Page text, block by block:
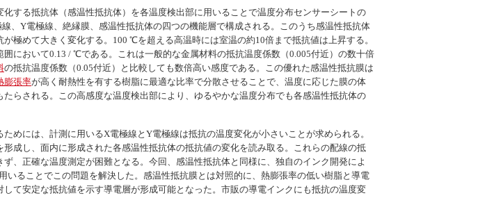
する抵抗体（感温性抵抗体）を各温度検出部に用いることで温度分布センサーシートの
、Y電極線、絶縁膜、感温性抵抗体の四つの機能層で構成される。このうち感温性抵抗体
極めて大きく変化する。100 ℃を超える高温時には室温の約10倍まで抵抗値は上昇する。
において0.13 / ℃である。これは一般的な金属材料の抵抗温度係数（0.005付近）の数十倍
の抵抗温度係数（0.05付近）と比較しても数倍高い感度である。この優れた感温性抵抗膜は
膨張率が高く耐熱性を有する樹脂に最適な比率で分散させることで、温度に応じた膜の体
らされる。この高感度な温度検出部により、ゆるやかな温度分布でも各感温性抵抗体の
めには、計測に用いるX電極線とY電極線は抵抗の温度変化が小さいことが求められる。
形成し、面内に形成された各感温性抵抗体の抵抗値の変化を読み取る。これらの配線の抵
、正確な温度測定が困難となる。今回、感温性抵抗体と同様に、独自のインク開発によ
ることでこの問題を解決した。感温性抵抗膜とは対照的に、熱膨張率の低い樹脂と導電
て安定な抵抗値を示す導電層が形成可能となった。市販の導電インクにも抵抗の温度変